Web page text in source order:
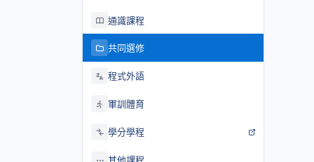
通識課程
共同選修
程式外語
軍訓體育
學分學程